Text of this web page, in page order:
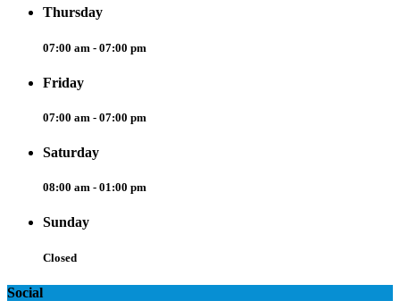
Thursday
07:00 am - 07:00 pm
Friday
07:00 am - 07:00 pm
Saturday
08:00 am - 01:00 pm
Sunday
Closed
Social